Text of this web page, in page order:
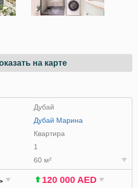
на карте
Дубай
Дубай Марина
Квартира
1
60 м²
120 000 AED